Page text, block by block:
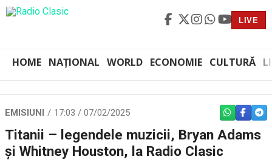
LIVE
HOME NAȚIONAL WORLD ECONOMIE CULTURĂ
EMISIUNI 17:03 / 07/02/2025 WHATSAPP
Titanii – legendele muzicii, Bryan Adams
și Whitney Houston, la Radio Clasic